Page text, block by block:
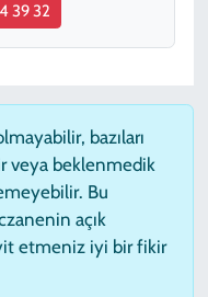
39 32
bazıları
veya beklenmedik
Bu
açık
etmeniz iyi bir fikir